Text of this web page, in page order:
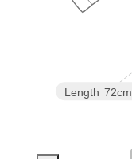
Length 72cm